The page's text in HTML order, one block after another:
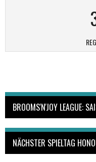
BROOMS'N'JOY LEAGUE:
NÄCHSTER SPIELTAG